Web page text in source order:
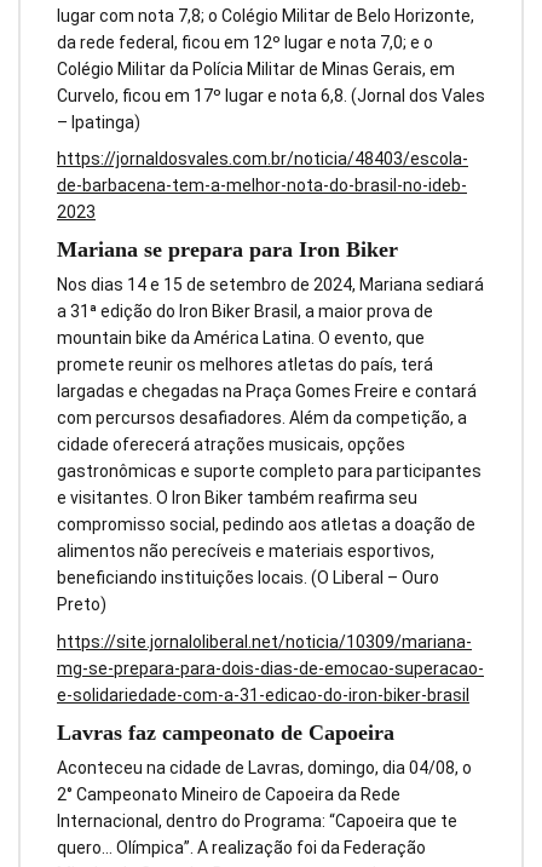
lugar com nota 7,8; o Colégio Militar de Belo Horizonte,
da rede federal, ficou em 12º lugar e nota 7,0; e o
Colégio Militar da Polícia Militar de Minas Gerais, em
Curvelo, ficou em 17º lugar e nota 6,8. (Jornal dos Vales
– Ipatinga)
https://jornaldosvales.com.br/noticia/48403/escola-
de-barbacena-tem-a-melhor-nota-do-brasil-no-ideb-
2023
Mariana se prepara para Iron Biker
Nos dias 14 e 15 de setembro de 2024, Mariana sediará
a 31ª edição do Iron Biker Brasil, a maior prova de
mountain bike da América Latina. O evento, que
promete reunir os melhores atletas do país, terá
largadas e chegadas na Praça Gomes Freire e contará
com percursos desafiadores. Além da competição, a
cidade oferecerá atrações musicais, opções
gastronômicas e suporte completo para participantes
e visitantes. O Iron Biker também reafirma seu
compromisso social, pedindo aos atletas a doação de
alimentos não perecíveis e materiais esportivos,
beneficiando instituições locais. (O Liberal – Ouro
Preto)
https://site.jornaloliberal.net/noticia/10309/mariana-
mg-se-prepara-para-dois-dias-de-emocao-superacao-
e-solidariedade-com-a-31-edicao-do-iron-biker-brasil
Lavras faz campeonato de Capoeira
Aconteceu na cidade de Lavras, domingo, dia 04/08, o
2° Campeonato Mineiro de Capoeira da Rede
Internacional, dentro do Programa: “Capoeira que te
quero… Olímpica”. A realização foi da Federação